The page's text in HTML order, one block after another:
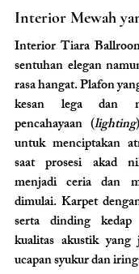
Interior Mewah
Interior Tiara
sentuhan elegan
rasa hangat. Plafon
kesan lega dan
pencahayaan (lighting
untuk menciptakan
saat prosesi akad
menjadi ceria dan
dimulai. Karpet
serta dinding kedap
kualitas akustik
ucapan syukur dan